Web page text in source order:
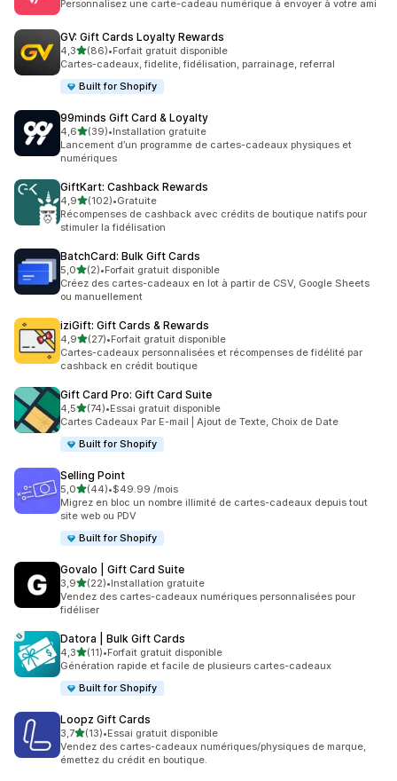
Personnalisez une carte-cadeau numérique à envoyer à votre ami
GV: Gift Cards Loyalty Rewards
4,3étoile(s) sur 5
(86)
86 avis au total
•Forfait gratuit disponible
Cartes-cadeaux, fidelite, fidélisation, parrainage, referral
Built for Shopify
99minds Gift Card & Loyalty
4,6étoile(s) sur 5
(39)
39 avis au total
•Installation gratuite
Lancement d’un programme de cartes-cadeaux physiques et
numériques
GiftKart: Cashback Rewards
4,9étoile(s) sur 5
(102)
102 avis au total
•Gratuite
Récompenses de cashback avec crédits de boutique natifs pour
stimuler la fidélisation
BatchCard: Bulk Gift Cards
5,0étoile(s) sur 5
(2)
2 avis au total
•Forfait gratuit disponible
Créez des cartes-cadeaux en lot à partir de CSV, Google Sheets
ou manuellement
iziGift: Gift Cards & Rewards
4,9étoile(s) sur 5
(27)
27 avis au total
•Forfait gratuit disponible
Cartes-cadeaux personnalisées et récompenses de fidélité par
cashback en crédit boutique
Gift Card Pro: Gift Card Suite
4,5étoile(s) sur 5
(74)
74 avis au total
•Essai gratuit disponible
Cartes Cadeaux Par E-mail | Ajout de Texte, Choix de Date
Built for Shopify
Selling Point
5,0étoile(s) sur 5
(44)
44 avis au total
•$49.99 /mois
Migrez en bloc un nombre illimité de cartes-cadeaux depuis tout
site web ou PDV
Built for Shopify
Govalo | Gift Card Suite
3,9étoile(s) sur 5
(22)
22 avis au total
•Installation gratuite
Vendez des cartes-cadeaux numériques personnalisées pour
fidéliser
Datora | Bulk Gift Cards
4,3étoile(s) sur 5
(11)
11 avis au total
•Forfait gratuit disponible
Génération rapide et facile de plusieurs cartes-cadeaux
Built for Shopify
Loopz Gift Cards
3,7étoile(s) sur 5
(13)
13 avis au total
•Essai gratuit disponible
Vendez des cartes-cadeaux numériques/physiques de marque,
émettez du crédit en boutique.